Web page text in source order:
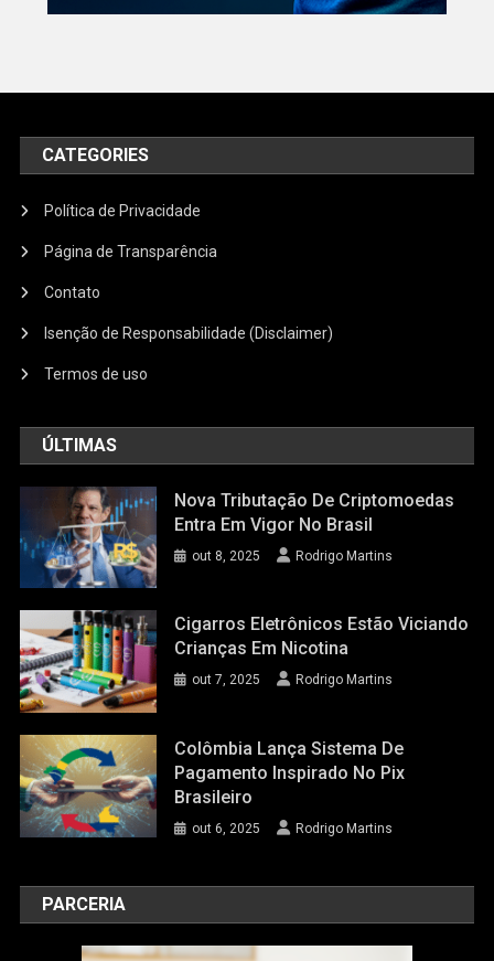
CATEGORIES
Política de Privacidade
Página de Transparência
Contato
Isenção de Responsabilidade (Disclaimer)
Termos de uso
ÚLTIMAS
Nova Tributação De Criptomoedas
Entra Em Vigor No Brasil
out 8, 2025 Rodrigo Martins
Cigarros Eletrônicos Estão Viciando
Crianças Em Nicotina
out 7, 2025 Rodrigo Martins
Colômbia Lança Sistema De
Pagamento Inspirado No Pix
Brasileiro
out 6, 2025 Rodrigo Martins
PARCERIA